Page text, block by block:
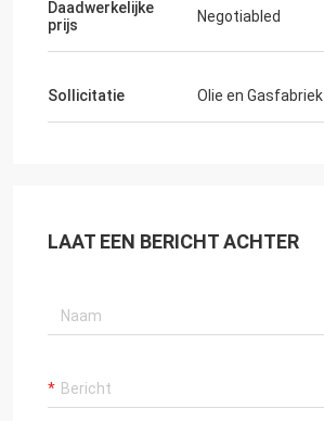
Daadwerkelijke
prijs
Negotiabled
Sollicitatie Olie en Gasfabriek
LAAT EEN BERICHT ACHTER